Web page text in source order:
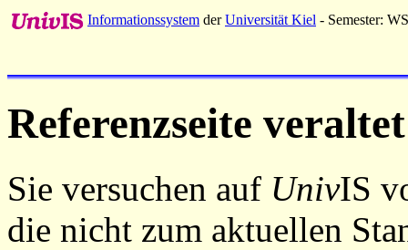
Informationssystem derUniversität Kiel - Semester:
Referenzseite veraltet
Sie versuchen auf UnivIS
die nicht zum aktuellen